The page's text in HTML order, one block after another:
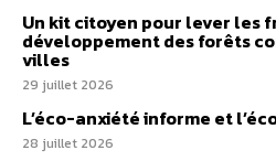
Un kit citoyen pour lever les
développement des forêts
villes
29 juillet 2026
L’éco-anxiété informe et
28 juillet 2026